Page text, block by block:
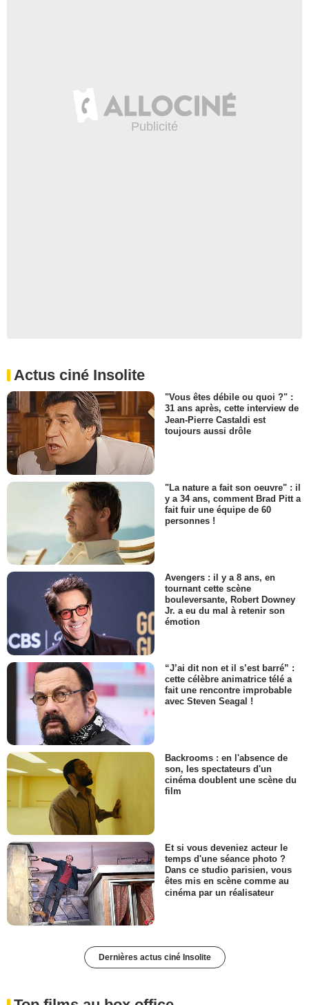
Actus ciné Insolite
"Vous êtes débile ou quoi ?" :
31 ans après, cette interview de
Jean-Pierre Castaldi est
toujours aussi drôle
"La nature a fait son oeuvre" : il
y a 34 ans, comment Brad Pitt a
fait fuir une équipe de 60
personnes !
Avengers : il y a 8 ans, en
tournant cette scène
bouleversante, Robert Downey
Jr. a eu du mal à retenir son
émotion
“J’ai dit non et il s’est barré” :
cette célèbre animatrice télé a
fait une rencontre improbable
avec Steven Seagal !
Backrooms : en l'absence de
son, les spectateurs d'un
cinéma doublent une scène du
film
Et si vous deveniez acteur le
temps d'une séance photo ?
Dans ce studio parisien, vous
êtes mis en scène comme au
cinéma par un réalisateur
Dernières actus ciné Insolite